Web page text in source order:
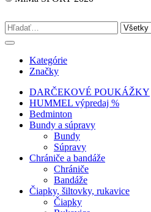
Kategórie
Značky
DARČEKOVÉ POUKÁŽKY
HUMMEL výpredaj %
Bedminton
Bundy a súpravy
Bundy
Súpravy
Chrániče a bandáže
Chrániče
Bandáže
Čiapky, šiltovky, rukavice
Čiapky